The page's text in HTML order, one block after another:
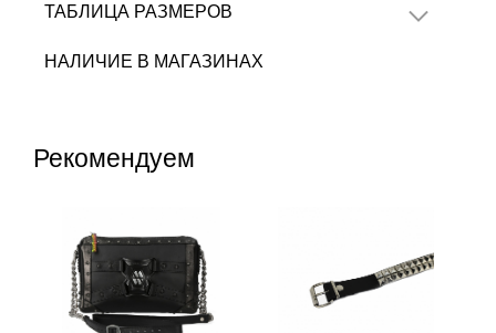
ТАБЛИЦА РАЗМЕРОВ
НАЛИЧИЕ В МАГАЗИНАХ
Рекомендуем